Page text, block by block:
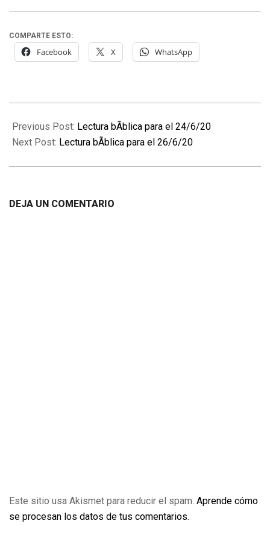
COMPARTE ESTO:
Facebook X WhatsApp
06-
25
Previous Post: Lectura bÃ­blica para el 24/6/20
Next Post: Lectura bÃ­blica para el 26/6/20
DEJA UN COMENTARIO
Este sitio usa Akismet para reducir el spam. Aprende cómo
se procesan los datos de tus comentarios.